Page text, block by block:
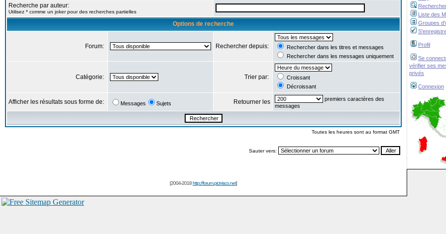
Liste des
Groupes
Profil
Se
vérifier ses
privés
Connexion
Recherche par auteur:
Utilisez * comme un joker pour des recherches partielles
Options de recherche
Forum: Rechercher depuis:
Rechercher dans les titres et messages
Rechercher dans les messages uniquement
Catégorie: Trier par:
Croissant
Décroissant
Afficher les résultats sous forme de: Messages Sujets Retourner les
premiers caractères des
messages
Toutes les heures sont au format GMT
Sauter vers:
[2004-2018http://forum.picinisco.net]